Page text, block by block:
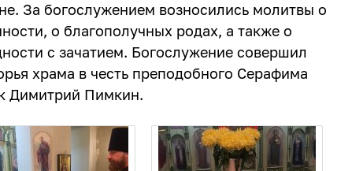
За богослужением возносились молитвы о
о благополучных родах, а также о
с зачатием. Богослужение совершил
храма в честь преподобного Серафима
Димитрий Пимкин.